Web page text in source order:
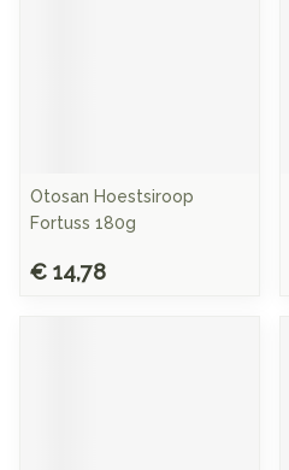
Otosan Hoestsiroop
Fortuss 180g
€ 14,78